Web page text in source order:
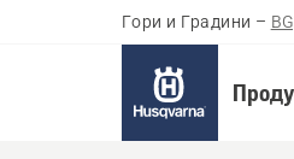
Гори и Градини –